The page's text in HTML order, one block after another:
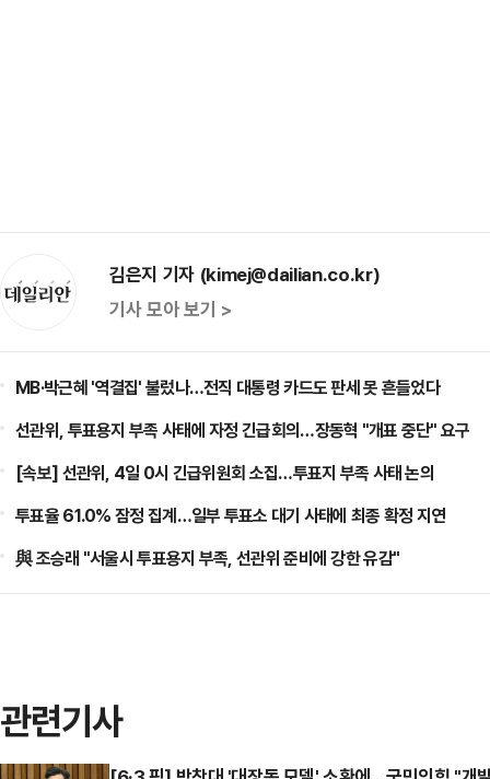
김은지 기자 (kimej@dailian.co.kr)
기사 모아 보기 >
MB·박근혜 '역결집' 불렀나…전직 대통령 카드도 판세 못 흔들었다
선관위, 투표용지 부족 사태에 자정 긴급회의…장동혁 "개표 중단" 요구
[속보] 선관위, 4일 0시 긴급위원회 소집…투표지 부족 사태 논의
투표율 61.0% 잠정 집계…일부 투표소 대기 사태에 최종 확정 지연
與 조승래 "서울시 투표용지 부족, 선관위 준비에 강한 유감"
관련기사